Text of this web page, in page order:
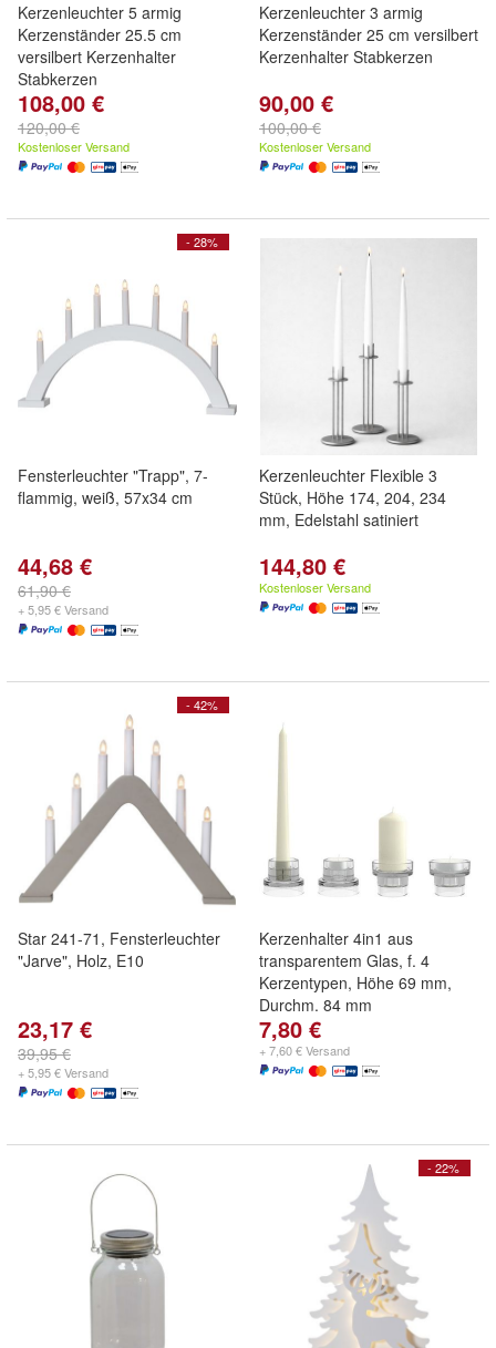
Kerzenleuchter 5 armig
Kerzenständer 25.5 cm
versilbert Kerzenhalter
Stabkerzen
108,00 €
120,00 €
Kostenloser Versand
Kerzenleuchter 3 armig
Kerzenständer 25 cm versilbert
Kerzenhalter Stabkerzen
90,00 €
100,00 €
Kostenloser Versand
- 28%
Fensterleuchter "Trapp", 7-
flammig, weiß, 57x34 cm
44,68 €
61,90 €
+ 5,95 € Versand
Kerzenleuchter Flexible 3
Stück, Höhe 174, 204, 234
mm, Edelstahl satiniert
144,80 €
Kostenloser Versand
- 42%
Star 241-71, Fensterleuchter
"Jarve", Holz, E10
23,17 €
39,95 €
+ 5,95 € Versand
Kerzenhalter 4in1 aus
transparentem Glas, f. 4
Kerzentypen, Höhe 69 mm,
Durchm. 84 mm
7,80 €
+ 7,60 € Versand
- 22%